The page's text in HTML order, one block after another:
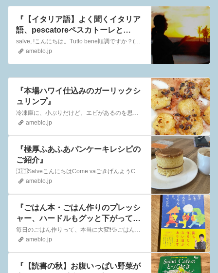
『【イタリア語】よく聞くイタリア
語、pescatoreペスカトーレと
は？』
salve, !こんにちは。Tutto bene順調ですか？(お疲れ様です)come staiお元気ですか？Grazie, essere venutoお越しい…
ameblo.jp
『本場ハワイ仕込みのガーリックシ
ュリンプ』
冷凍庫に、小ぶりだけど、エビがあるのを思い出して、ソース用のワインもあったので…作った…写真はわかりにくいけど、これ、一応、ガーリックシュリンプハワイに行っ…
ameblo.jp
『極厚ふあふあパンケーキレシピの
ご紹介』
🇮🇹SalveこんにちはCome vaごきげんようCome staお元気ですか？BenvenutoようこそTutto beneお疲れ様ですGrazie ess…
ameblo.jp
『ごはん本・ごはん作りのプレッシ
ャー、ハードルもグッと下がって、
肩の荷が下りた料理本２冊』
毎日のごはん作りって、本当に大変❗️💦ごはん作りのプレッシャーを、少しでも軽くしてくれた…そんな本を、２冊ほど見つけた…今日は、そんな２冊のご紹介…本当はご飯…
ameblo.jp
『【読書の秋】お腹いっぱい野菜が